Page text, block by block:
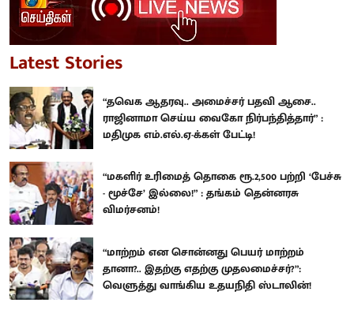
Latest Stories
“தவெக ஆதரவு.. அமைச்சர் பதவி ஆசை..
ராஜினாமா செய்ய வைகோ நிர்பந்தித்தார்” :
மதிமுக எம்.எல்.ஏ-க்கள் பேட்டி!
“மகளிர் உரிமைத் தொகை ரூ.2,500 பற்றி ‘பேச்சு
- மூச்சே’ இல்லை!” : தங்கம் தென்னரசு
விமர்சனம்!
“மாற்றம் என சொன்னது பெயர் மாற்றம்
தானா?.. இதற்கு எதற்கு முதலமைச்சர்?”:
வெளுத்து வாங்கிய உதயநிதி ஸ்டாலின்!